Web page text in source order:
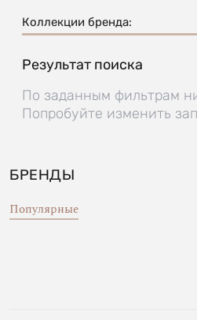
Коллекции бренда:
Результат поиска
По заданным фильтрам
Попробуйте изменить
БРЕНДЫ
Популярные